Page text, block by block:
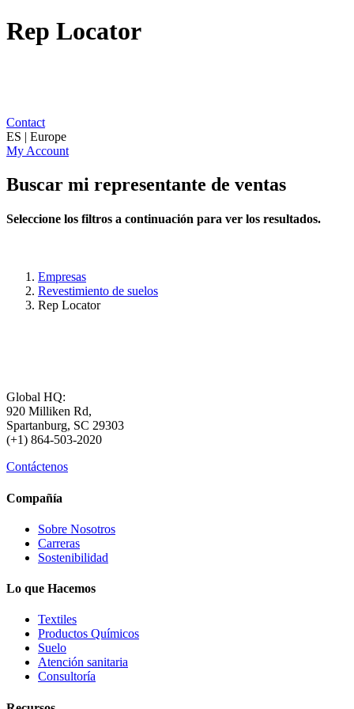
Rep Locator
Contact
ES | Europe
My Account
Buscar mi representante de ventas
Seleccione los filtros a continuación para ver los resultados.
Empresas
Revestimiento de suelos
Rep Locator
Global HQ:
920 Milliken Rd,
Spartanburg, SC 29303
(+1) 864-503-2020
Contáctenos
Compañía
Sobre Nosotros
Carreras
Sostenibilidad
Lo que Hacemos
Textiles
Productos Químicos
Suelo
Atención sanitaria
Consultoría